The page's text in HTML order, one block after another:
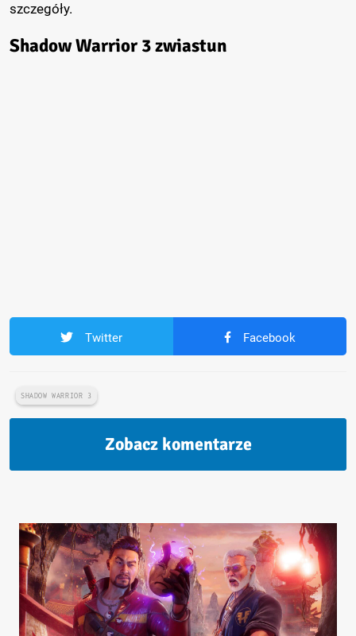
szczegóły.
Shadow Warrior 3 zwiastun
Twitter Facebook
SHADOW WARRIOR 3
Zobacz komentarze